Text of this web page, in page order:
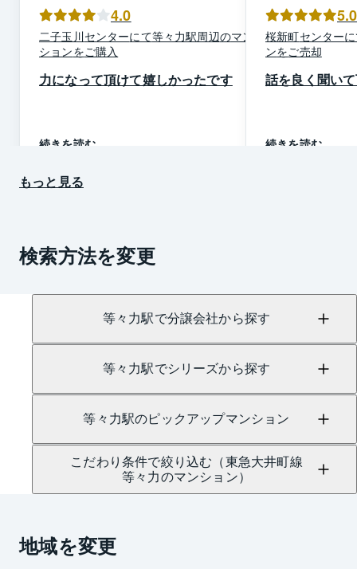
4.0
二子玉川センターにて等々力駅周辺のマン
ションをご購入
力になって頂けて嬉しかったです
続きを読む
5.0
桜新町センター
ンをご売却
話を良く聞い
続きを読む
もっと見る
検索方法を変更
等々力駅で分譲会社から探す
等々力駅でシリーズから探す
等々力駅のピックアップマンション
こだわり条件で絞り込む（東急大井町線
等々力のマンション）
地域を変更